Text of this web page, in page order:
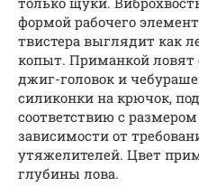
формой рабочего
твистера выглядит как
копыт. Приманкой ловят
джиг-головок и
силиконки на крючок,
соответствию с
зависимости от
утяжелителей. Цвет
глубины лова.